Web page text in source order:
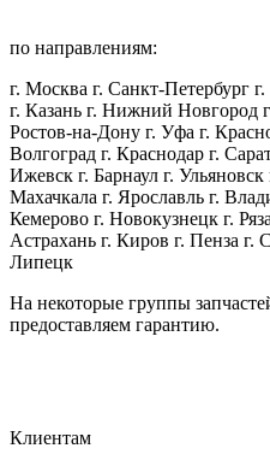
по направлениям:
г. Москва г. Санкт-Петербург
г. Казань г. Нижний Новгород
Ростов-на-Дону г. Уфа г.
Волгоград г. Краснодар г.
Ижевск г. Барнаул г. Ульяновск
Махачкала г. Ярославль г.
Кемерово г. Новокузнецк г.
Астрахань г. Киров г. Пенза г.
Липецк
На некоторые группы
предоставляем гарантию.
Клиентам